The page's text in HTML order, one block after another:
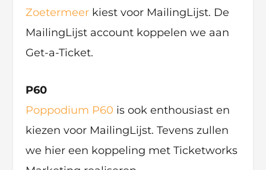
Zoetermeerkiest voor MailingLijst. De
MailingLijst account koppelen we aan
Get-a-Ticket.
P60
Poppodium P60 is ook enthousiast en
kiezen voor MailingLijst. Tevens zullen
we hier een koppeling met Ticketworks